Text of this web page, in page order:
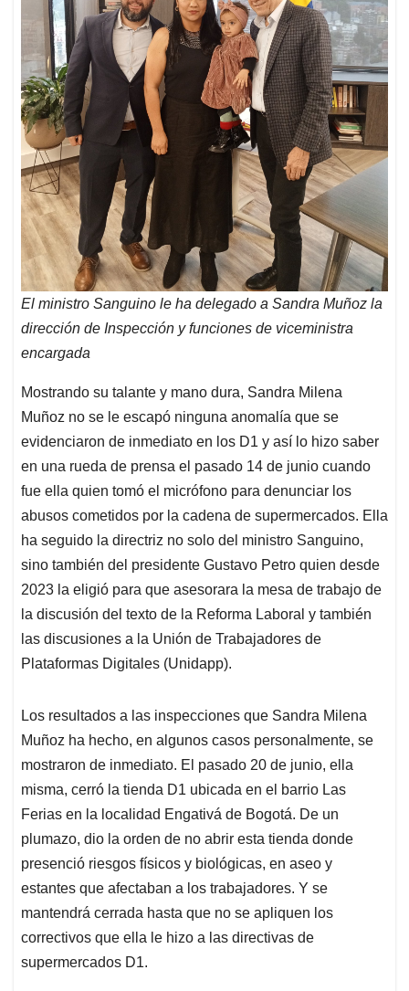
El ministro Sanguino le ha delegado a Sandra Muñoz la
dirección de Inspección y funciones de viceministra
encargada
Mostrando su talante y mano dura, Sandra Milena
Muñoz no se le escapó ninguna anomalía que se
evidenciaron de inmediato en los D1 y así lo hizo saber
en una rueda de prensa el pasado 14 de junio cuando
fue ella quien tomó el micrófono para denunciar los
abusos cometidos por la cadena de supermercados. Ella
ha seguido la directriz no solo del ministro Sanguino,
sino también del presidente Gustavo Petro quien desde
2023 la eligió para que asesorara la mesa de trabajo de
la discusión del texto de la Reforma Laboral y también
las discusiones a la Unión de Trabajadores de
Plataformas Digitales (Unidapp).
Los resultados a las inspecciones que Sandra Milena
Muñoz ha hecho, en algunos casos personalmente, se
mostraron de inmediato. El pasado 20 de junio, ella
misma, cerró la tienda D1 ubicada en el barrio Las
Ferias en la localidad Engativá de Bogotá. De un
plumazo, dio la orden de no abrir esta tienda donde
presenció riesgos físicos y biológicas, en aseo y
estantes que afectaban a los trabajadores. Y se
mantendrá cerrada hasta que no se apliquen los
correctivos que ella le hizo a las directivas de
supermercados D1.